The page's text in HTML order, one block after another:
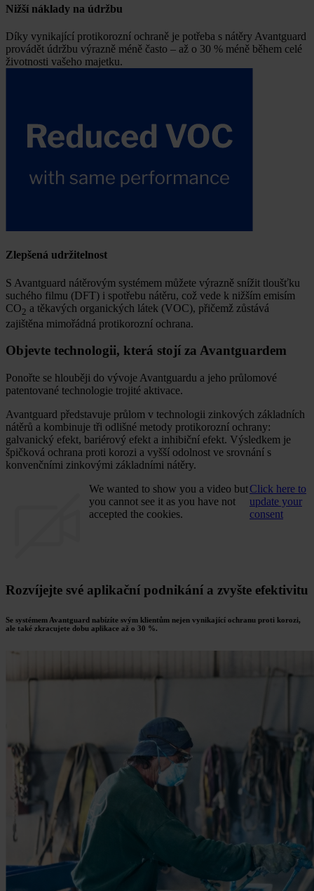
Nižší náklady na údržbu
Díky vynikající protikorozní ochraně je potřeba s nátěry Avantguard
provádět údržbu výrazně méně často – až o 30 % méně během celé
životnosti vašeho majetku.
Zlepšená udržitelnost
S Avantguard nátěrovým systémem můžete výrazně snížit tloušťku
suchého filmu (DFT) i spotřebu nátěru, což vede k nižším emisím
CO2 a těkavých organických látek (VOC), přičemž zůstává
zajištěna mimořádná protikorozní ochrana.
Objevte technologii, která stojí za Avantguardem
Ponořte se hlouběji do vývoje Avantguardu a jeho průlomové
patentované technologie trojité aktivace.
Avantguard představuje průlom v technologii zinkových základních
nátěrů a kombinuje tři odlišné metody protikorozní ochrany:
galvanický efekt, bariérový efekt a inhibiční efekt. Výsledkem je
špičková ochrana proti korozi a vyšší odolnost ve srovnání s
konvenčními zinkovými základními nátěry.
We wanted to show you a video but
you cannot see it as you have not
accepted the cookies.
Click here to
update your
consent
Rozvíjejte své aplikační podnikání a zvyšte efektivitu
Se systémem Avantguard nabízíte svým klientům nejen vynikající ochranu proti korozi,
ale také zkracujete dobu aplikace až o 30 %.